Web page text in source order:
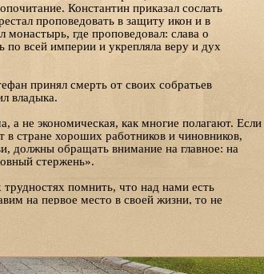
Константин приказал сослать
проповедовать в защиту икон и в
монастырь, где проповедовал: слава о
всей империи и укрепляла веру и дух
принял смерть от своих собратьев
владыка.
не экономическая, как многие полагают. Если
в стране хороших работников и чиновников,
должны обращать внимание на главное: на
стержень».
помнить, что над нами есть
на первое место в своей жизни, то не
детей, не построим мы ни общества, ни
в этой душе. Я хочу, чтобы каждый из нас
духовная жизнь будет налаживаться, и
владыка свою проповедь следующими
весь мир, а душе своей повредит? Или